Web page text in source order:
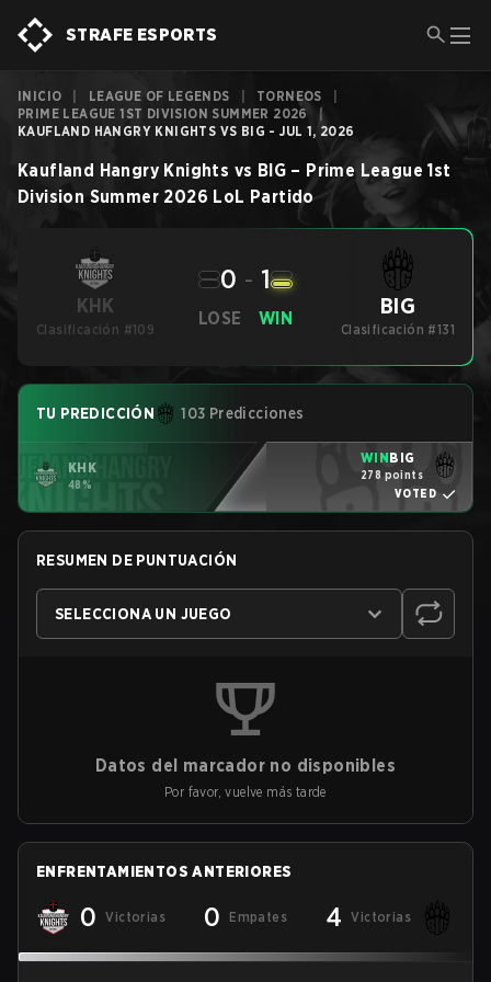
STRAFE ESPORTS
INICIO LEAGUE OF LEGENDS TORNEOS
PRIME LEAGUE 1ST DIVISION SUMMER 2026
|
KAUFLAND HANGRY KNIGHTS VS BIG - JUL 1, 2026
Kaufland Hangry Knights vs BIG – Prime League 1st
Division Summer 2026 LoL Partido
KHK
Clasificación #109
LOSE
0 - 1
WIN BIG
Clasificación #131
TU PREDICCIÓN 103 Predicciones
KHK
48%
WINBIG
278 points
VOTED
RESUMEN DE PUNTUACIÓN
SELECCIONA UN JUEGO
Datos del marcador no disponibles
Por favor, vuelve más tarde
ENFRENTAMIENTOS ANTERIORES
0 Victorias 0 Empates 4 Victorias